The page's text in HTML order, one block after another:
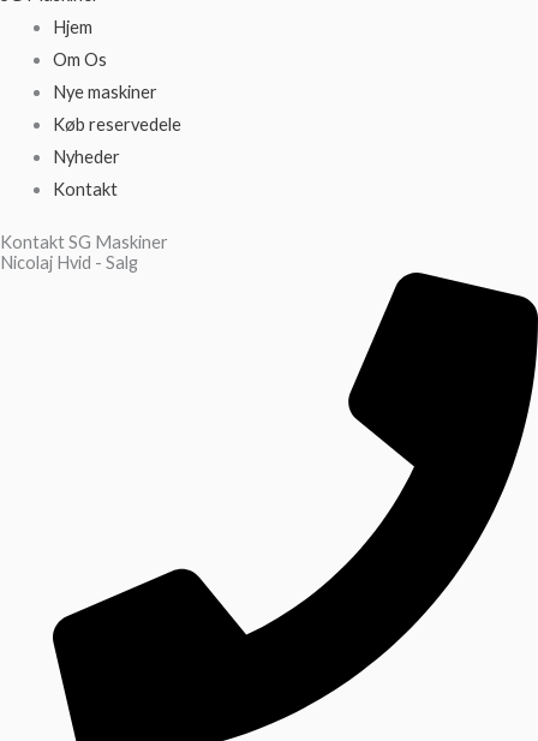
Hjem
Om Os
Nye maskiner
Køb reservedele
Nyheder
Kontakt
Kontakt SG Maskiner
Nicolaj Hvid - Salg